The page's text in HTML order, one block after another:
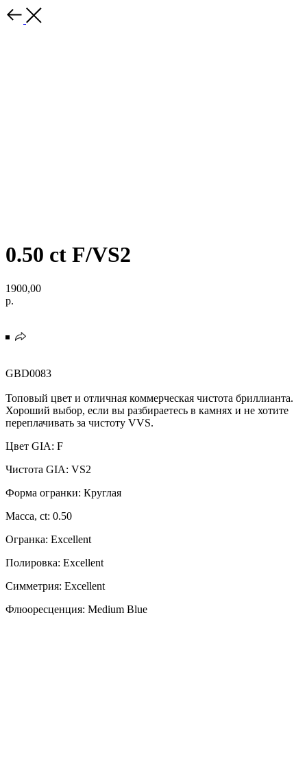
0.50 ct F/VS2
1900,00
р.
GBD0083
Топовый цвет и отличная коммерческая чистота бриллианта.
Хороший выбор, если вы разбираетесь в камнях и не хотите
переплачивать за чистоту VVS.
Цвет GIA: F
Чистота GIA: VS2
Форма огранки: Круглая
Масса, ct: 0.50
Огранка: Excellent
Полировка: Excellent
Симметрия: Excellent
Флюоресценция: Medium Blue